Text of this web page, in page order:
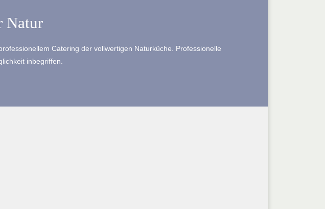
Natur
Catering der vollwertigen Naturküche. Professionelle
inbegriffen.